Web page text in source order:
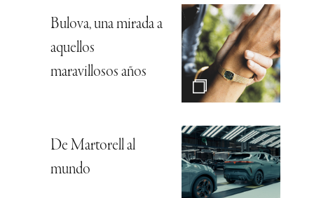
Bulova, una mirada a
aquellos
maravillosos años
De Martorell al
mundo